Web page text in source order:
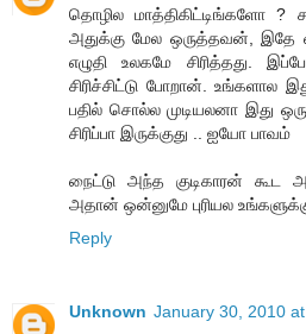
தொழில மாத்திகிட்டிங்களோ ?
அதுக்கு மேல ஒருத்தவன்,
எழுதி உலகமே சிரித்தது.
சிரிச்சிட்டு போறான். உங்களால
பதில் சொல்ல முடியலனா இது
சிரிப்பா இருக்குது .. ஐயோ பாவம்
நைட்டு அந்த குடிகாரன் கூட
அதான் ஒன்னுமே புரியல
Reply
Unknown January 30, 2010